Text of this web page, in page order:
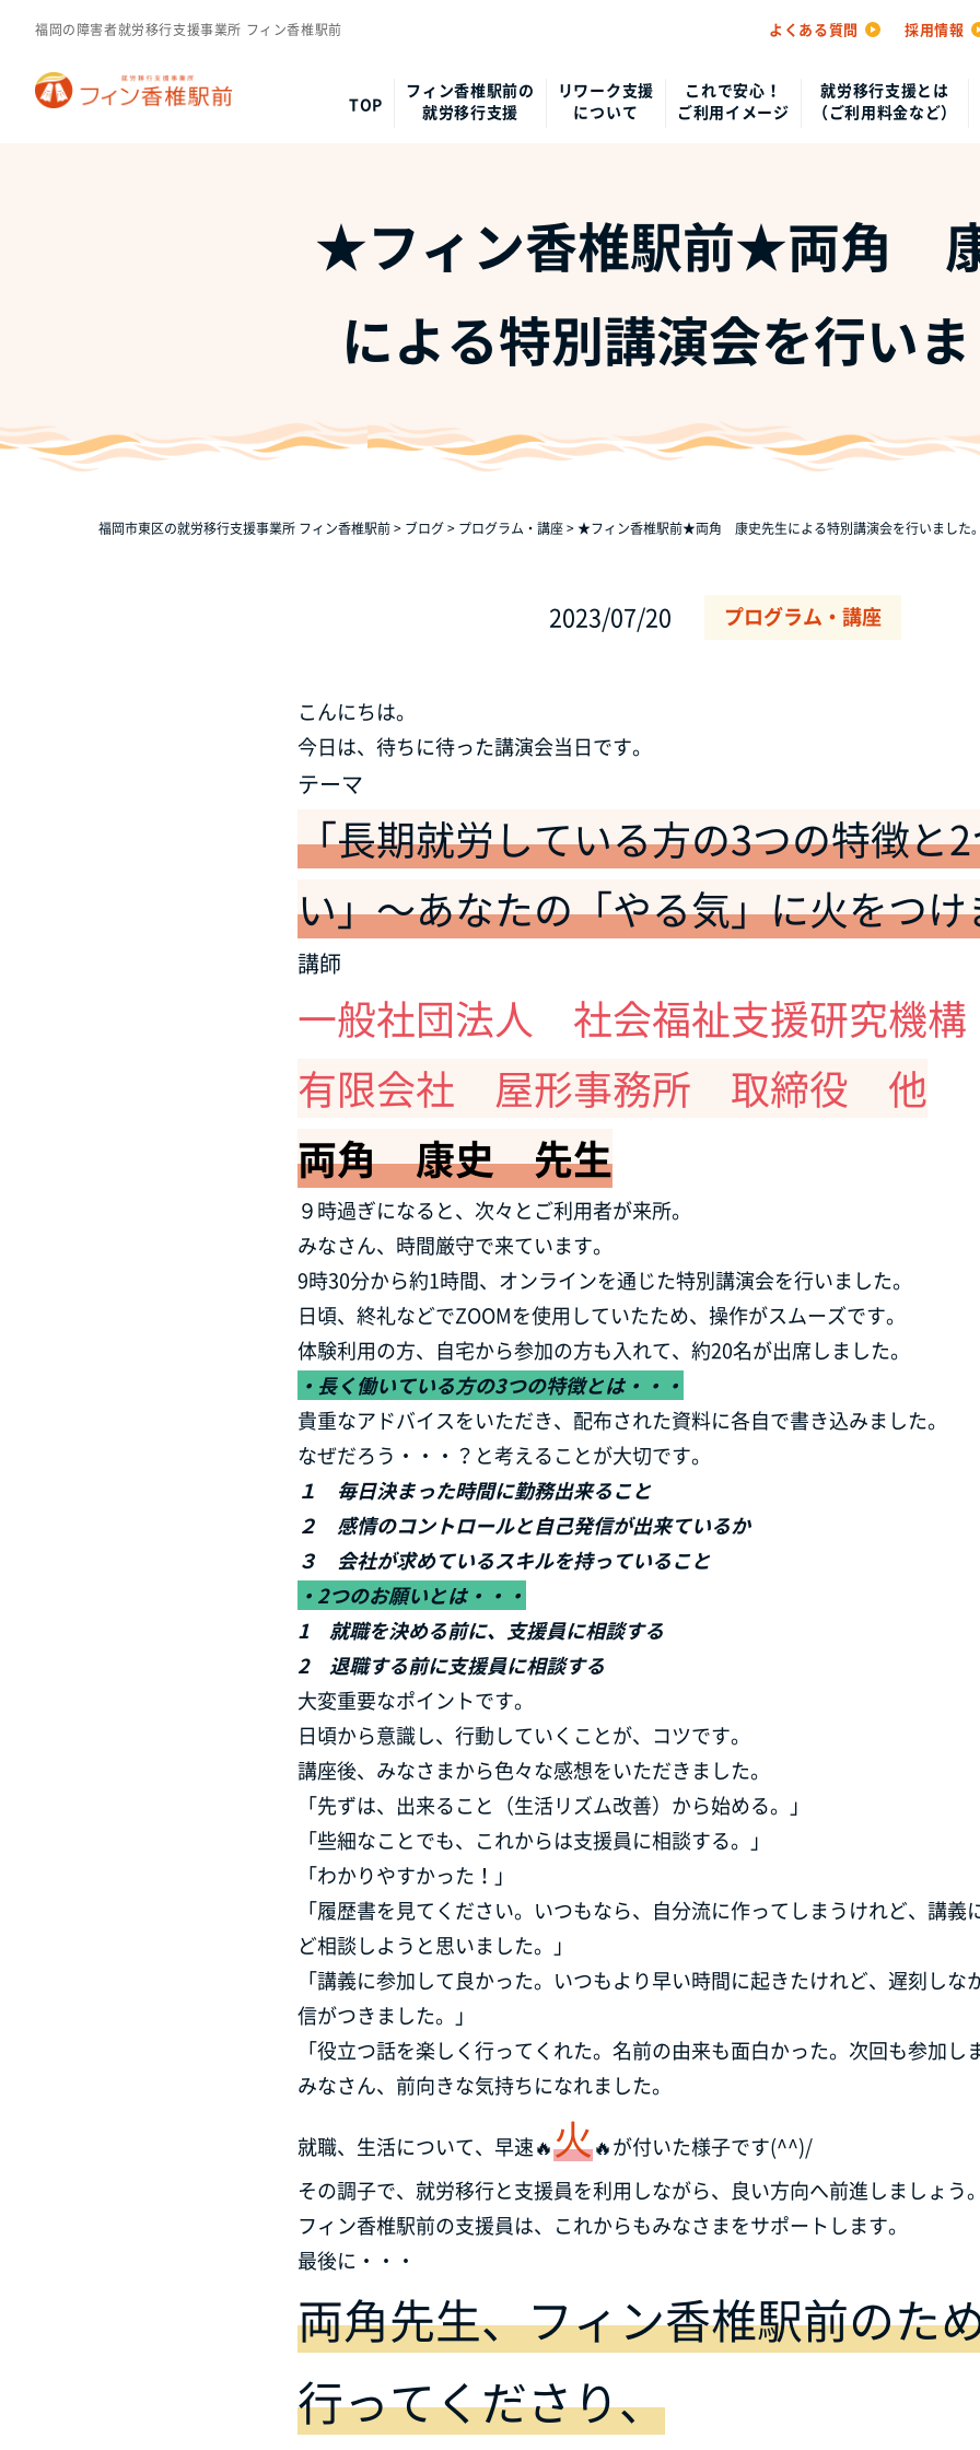
福岡の障害者就労移行支援事業所 フィン香椎駅前 よくある質問 採用情報
TOP
フィン香椎駅前の
就労移行支援
リワーク支援
について
これで安心！
ご利用イメージ
就労移行支援とは
（ご利用料金など）
★フィン香椎駅前★両角
による特別講演会を行い
福岡市東区の就労移行支援事業所 フィン香椎駅前> ブログ> プログラム・講座>★フィン香椎駅前★両角 康史先生による特別講演会を行いました
2023/07/20 プログラム・講座
こんにちは。
今日は、待ちに待った講演会当日です。
テーマ
「長期就労している方の3つの特徴と
い」～あなたの「やる気」に火をつ
講師
一般社団法人 社会福祉支援研究機
有限会社 屋形事務所 取締役 他
両角 康史 先生
９時過ぎになると、次々とご利用者が来所。
みなさん、時間厳守で来ています。
9時30分から約1時間、オンラインを通じた特別講演会を行いました。
日頃、終礼などでZOOMを使用していたため、操作がスムーズです。
体験利用の方、自宅から参加の方も入れて、約20名が出席しました。
・長く働いている方の3つの特徴とは・・・
貴重なアドバイスをいただき、配布された資料に各自で書き込みました。
なぜだろう・・・？と考えることが大切です。
１ 毎日決まった時間に勤務出来ること
２ 感情のコントロールと自己発信が出来ているか
３ 会社が求めているスキルを持っていること
・2つのお願いとは・・・
1 就職を決める前に、支援員に相談する
2 退職する前に支援員に相談する
大変重要なポイントです。
日頃から意識し、行動していくことが、コツです。
講座後、みなさまから色々な感想をいただきました。
「先ずは、出来ること（生活リズム改善）から始める。」
「些細なことでも、これからは支援員に相談する。」
「わかりやすかった！」
「履歴書を見てください。いつもなら、自分流に作ってしまうけれど、講義
ど相談しようと思いました。」
「講義に参加して良かった。いつもより早い時間に起きたけれど、遅刻しな
信がつきました。」
「役立つ話を楽しく行ってくれた。名前の由来も面白かった。次回も参加し
みなさん、前向きな気持ちになれました。
就職、生活について、早速🔥火🔥が付いた様子です(^^)/
その調子で、就労移行と支援員を利用しながら、良い方向へ前進しましょう
フィン香椎駅前の支援員は、これからもみなさまをサポートします。
最後に・・・
両角先生、フィン香椎駅前のた
行ってくださり、